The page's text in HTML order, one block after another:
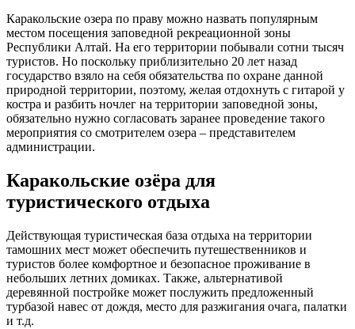
Каракольские озера по праву можно назвать популярным
местом посещения заповедной рекреационной зоны
Республики Алтай. На его территории побывали сотни тысяч
туристов. Но поскольку приблизительно 20 лет назад
государство взяло на себя обязательства по охране данной
природной территории, поэтому, желая отдохнуть с гитарой у
костра и разбить ночлег на территории заповедной зоны,
обязательно нужно согласовать заранее проведение такого
мероприятия со смотрителем озера – представителем
администрации.
Каракольские озёра для
туристического отдыха
Действующая туристическая база отдыха на территории
тамошних мест может обеспечить путешественников и
туристов более комфортное и безопасное проживание в
небольших летних домиках. Также, альтернативой
деревянной постройке может послужить предложенный
турбазой навес от дождя, место для разжигания очага, палатки
и т.д.